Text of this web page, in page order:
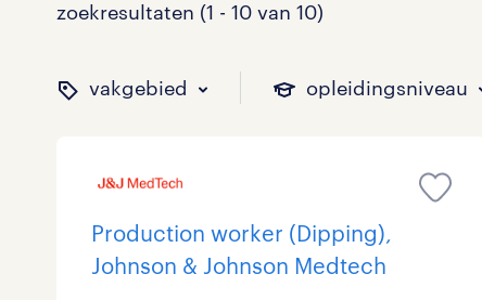
zoekresultaten (1 - 10 van 10)
vakgebied opleidingsniveau
binnen welk vakgebied
op welk niveau zoek je
hoeveel uren per week
welk soort
Production worker (Dipping),
Johnson & Johnson Medtech